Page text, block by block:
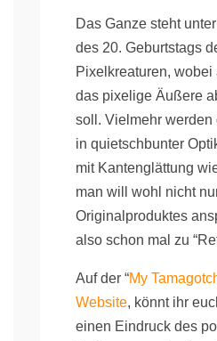
Das Ganze steht
des 20. Geburtstags
Pixelkreaturen,
das pixelige Äußere
soll. Vielmehr werden
in quietschbunter
mit Kantenglättung
man will wohl nicht
Originalproduktes
also schon mal zu
Auf der “My
Website, könnt ihr
einen Eindruck des